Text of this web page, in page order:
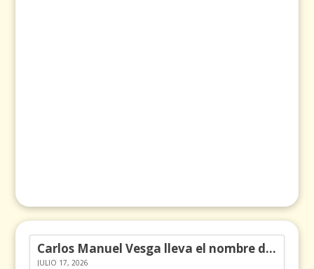
Carlos Manuel Vesga lleva el nombre de Colombia a los Emmy
JULIO 17, 2026